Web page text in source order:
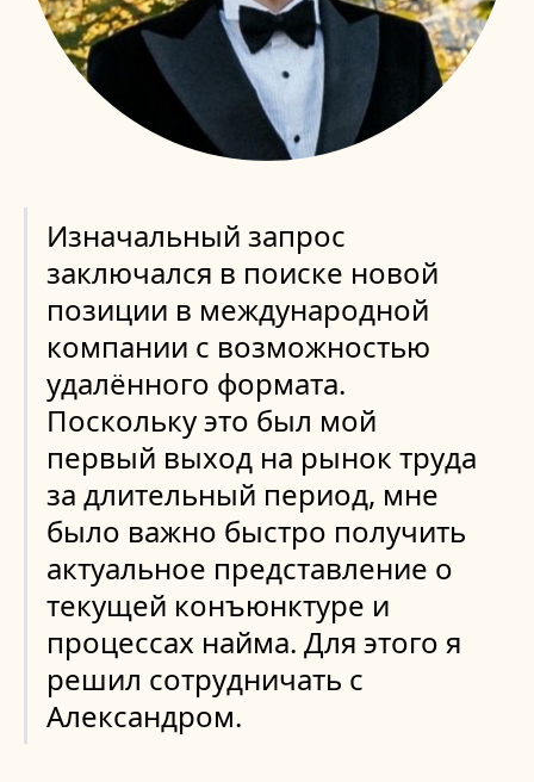
Изначальный запрос
заключался в поиске новой
позиции в международной
компании с возможностью
удалённого формата.
Поскольку это был мой
первый выход на рынок труда
за длительный период, мне
было важно быстро получить
актуальное представление о
текущей конъюнктуре и
процессах найма. Для этого я
решил сотрудничать с
Александром.